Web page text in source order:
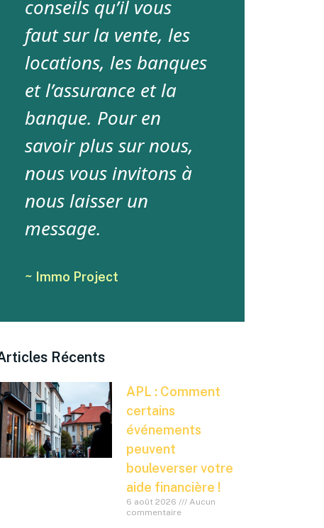
conseils qu’il vous
faut sur la vente, les
locations, les banques
et l’assurance et la
banque. Pour en
savoir plus sur nous,
nous vous invitons à
nous laisser un
message.
~ Immo Project
Récents
APL : Comment
certains
événements
peuvent
bouleverser votre
aide financière !
6 août 2026
Aucun
commentaire